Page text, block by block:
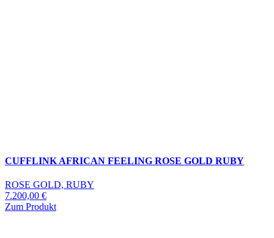
CUFFLINK AFRICAN FEELING ROSE GOLD RUBY
ROSE GOLD, RUBY
7.200,00 €
Zum Produkt